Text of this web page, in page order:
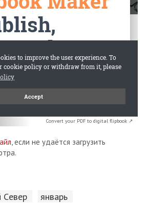
Convert your PDF to digital flipbook ↗
, если не удаётся загрузить
январь